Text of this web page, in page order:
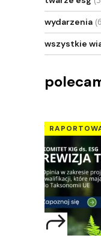
wydarzenia
wszystkie